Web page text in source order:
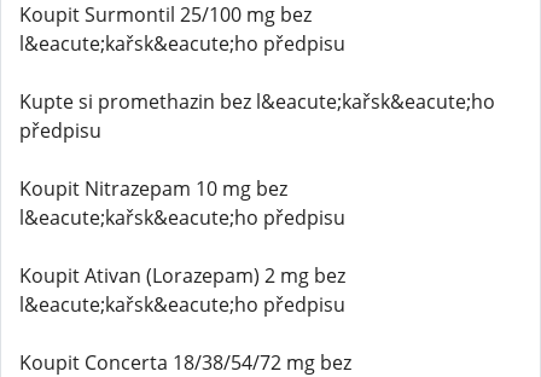
Koupit Surmontil 25/100 mg bez
l&eacute;kařsk&eacute;ho předpisu
Kupte si promethazin bez l&eacute;kařsk&eacute;ho
předpisu
Koupit Nitrazepam 10 mg bez
l&eacute;kařsk&eacute;ho předpisu
Koupit Ativan (Lorazepam) 2 mg bez
l&eacute;kařsk&eacute;ho předpisu
Koupit Concerta 18/38/54/72 mg bez